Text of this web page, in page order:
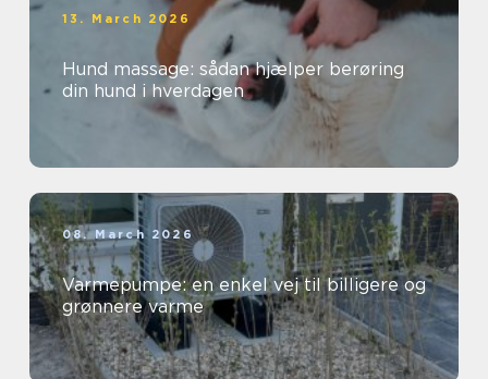
13. March 2026
Hund massage: sådan hjælper berøring
din hund i hverdagen
08. March 2026
Varmepumpe: en enkel vej til billigere og
grønnere varme